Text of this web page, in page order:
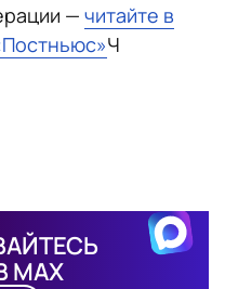
— читайте в
Ч
MAX